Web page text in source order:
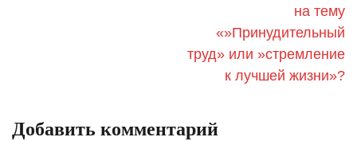
на тему
«»Принудительный
труд» или »стремление
к лучшей жизни»?
Добавить комментарий